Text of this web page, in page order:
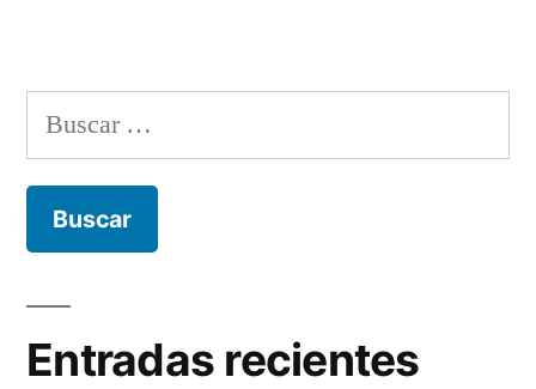
Buscar:
Entradas recientes